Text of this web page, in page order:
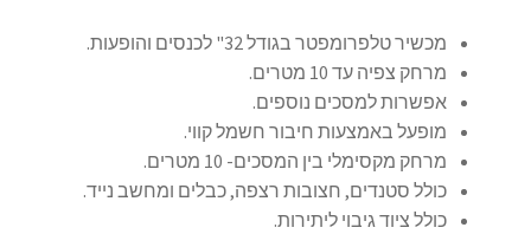
מכשיר טלפרומפטר בגודל 32" לכנסים והופעות.
מרחק צפיה עד 10 מטרים.
אפשרות למסכים נוספים.
מופעל באמצעות חיבור חשמל קווי.
מרחק מקסימלי בין המסכים- 10 מטרים.
כולל סטנדים, חצובות רצפה, כבלים ומחשב נייד.
כולל ציוד גיבוי ליתירות.